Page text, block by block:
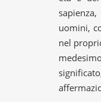
uomini,
nel